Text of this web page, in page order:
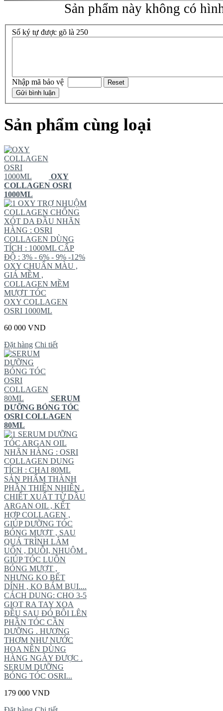
Sản phẩm này không có
Số ký tự được gõ là 250
Nhập mã bảo vệ
Sản phẩm cùng loại
OXY
COLLAGEN OSRI
1000ML
OXY TRỢ NHUỘM
COLLAGEN CHỐNG
XÓT DA ĐẦU NHÃN
HÀNG : OSRI
COLLAGEN DÙNG
TÍCH : 1000ML CẤP
ĐỘ : 3% - 6% - 9% -12%
OXY CHUẨN MÀU ,
GIÁ MỀM ,
COLLAGEN MỀM
MƯỢT TÓC
OXY COLLAGEN
OSRI 1000ML
60 000 VND
Đặt hàng Chi tiết
SERUM
DƯỠNG BÓNG TÓC
OSRI COLLAGEN
80ML
SERUM DƯỠNG
TÓC ARGAN OIL
NHÃN HÀNG : OSRI
COLLAGEN DUNG
TÍCH : CHAI 80ML
SẢN PHẨM THÀNH
PHẦN THIÊN NHIÊN .
CHIẾT XUẤT TỪ DẦU
ARGAN OIL , KẾT
HỢP COLLAGEN ,
GIÚP DƯỠNG TÓC
BÓNG MƯỢT , SAU
QUÁ TRÌNH LÀM
UỐN , DUỖI, NHUỘM .
GIÚP TÓC LUÔN
BÓNG MƯỢT ,
NHƯNG KO BẾT
DÍNH , KO BÁM BỤI....
CÁCH DUNG: CHO 3-5
GIỌT RA TAY XOA
ĐỀU SAU ĐÓ BÔI LÊN
PHẦN TÓC CẦN
DƯỠNG . HƯƠNG
THƠM NHƯ NƯỚC
HOA NÊN DÙNG
HÀNG NGÀY ĐƯỢC .
SERUM DƯỠNG
BÓNG TÓC OSRI...
179 000 VND